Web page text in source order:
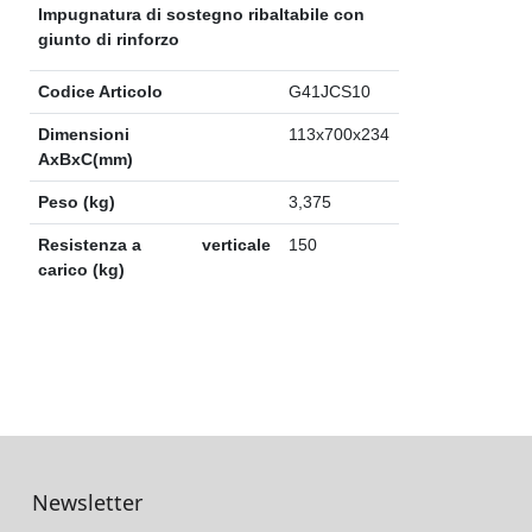
Impugnatura di sostegno ribaltabile con
giunto di rinforzo
Codice Articolo G41JCS10
Dimensioni
AxBxC(mm)
113x700x234
Peso (kg) 3,375
Resistenza a
carico (kg)
verticale 150
Newsletter